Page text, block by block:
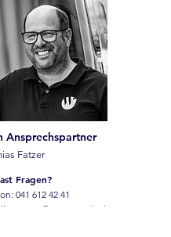
Ansprechspartner
Fatzer
Fragen?
041 612 42 41
camper@autowyrsch.ch